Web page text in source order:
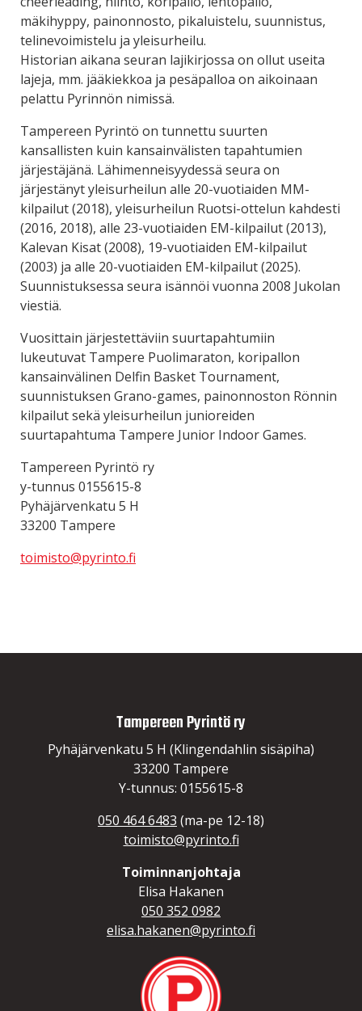
mäkihyppy, painonnosto, pikaluistelu, suunnistus,
telinevoimistelu ja yleisurheilu.
Historian aikana seuran lajikirjossa on ollut useita
lajeja, mm. jääkiekkoa ja pesäpalloa on aikoinaan
pelattu Pyrinnön nimissä.
Tampereen Pyrintö on tunnettu suurten
kansallisten kuin kansainvälisten tapahtumien
järjestäjänä. Lähimenneisyydessä seura on
järjestänyt yleisurheilun alle 20-vuotiaiden MM-
kilpailut (2018), yleisurheilun Ruotsi-ottelun kahdesti
(2016, 2018), alle 23-vuotiaiden EM-kilpailut (2013),
Kalevan Kisat (2008), 19-vuotiaiden EM-kilpailut
(2003) ja alle 20-vuotiaiden EM-kilpailut (2025).
Suunnistuksessa seura isännöi vuonna 2008 Jukolan
viestiä.
Vuosittain järjestettäviin suurtapahtumiin
lukeutuvat Tampere Puolimaraton, koripallon
kansainvälinen Delfin Basket Tournament,
suunnistuksen Grano-games, painonnoston Rönnin
kilpailut sekä yleisurheilun junioreiden
suurtapahtuma Tampere Junior Indoor Games.
Tampereen Pyrintö ry
y-tunnus 0155615-8
Pyhäjärvenkatu 5 H
33200 Tampere
toimisto@pyrinto.fi
Tampereen Pyrintö ry
Pyhäjärvenkatu 5 H (Klingendahlin sisäpiha)
33200 Tampere
Y-tunnus: 0155615-8
050 464 6483 (ma-pe 12-18)
toimisto@pyrinto.fi
Toiminnanjohtaja
Elisa Hakanen
050 352 0982
elisa.hakanen@pyrinto.fi